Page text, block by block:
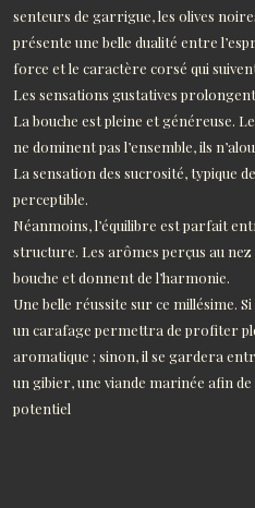
senteurs de garrigue, les olives
présente une belle dualité entre
force et le caractère corsé qui
Les sensations gustatives
La bouche est pleine et généreuse.
ne dominent pas l’ensemble, ils
La sensation des sucrosité, typique
perceptible.
Néanmoins, l’équilibre est parfait
structure. Les arômes perçus au
bouche et donnent de l’harmonie.
Une belle réussite sur ce millésime.
un carafage permettra de profiter
aromatique ; sinon, il se gardera
un gibier, une viande marinée afin
potentiel